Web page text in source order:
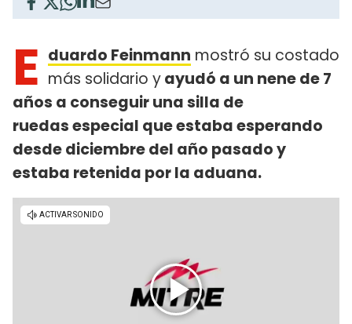
E duardo Feinmann mostró su costado
más solidario yayudó a un nene de 7
años a conseguir una silla de
ruedas especial que estaba esperando
desde diciembre del año pasado y
estaba retenida por la aduana.